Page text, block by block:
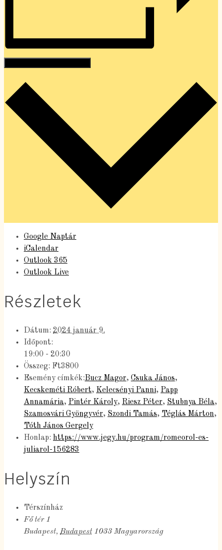
Google Naptár
iCalendar
Outlook 365
Outlook Live
Részletek
Dátum: 2024 január 9.
Időpont:
19:00 - 20:30
Összeg: Ft3800
Esemény címkék:Bucz Magor, Csuka János,
Kecskeméti Róbert, Kelecsényi Panni, Papp
Annamária, Pintér Károly, Riesz Péter, Stubnya Béla,
Szamosvári Gyöngyvér, Szondi Tamás, Téglás Márton,
Tóth János Gergely
Honlap: https://www.jegy.hu/program/romeorol-es-
juliarol-156283
Helyszín
Térszínház
Fő tér 1
Budapest, Budapest 1033 Magyarország